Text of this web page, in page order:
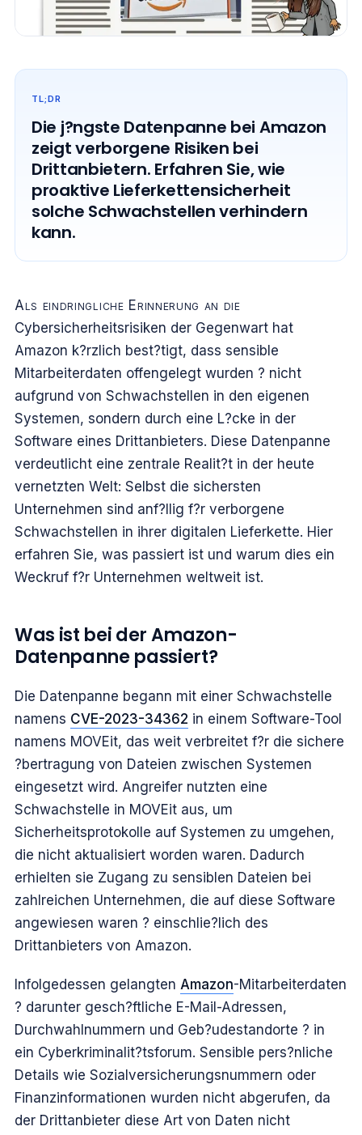
TL;DR
Die j?ngste Datenpanne bei Amazon
zeigt verborgene Risiken bei
Drittanbietern. Erfahren Sie, wie
proaktive Lieferkettensicherheit
solche Schwachstellen verhindern
kann.
Als eindringliche Erinnerung an die
Cybersicherheitsrisiken der Gegenwart hat
Amazon k?rzlich best?tigt, dass sensible
Mitarbeiterdaten offengelegt wurden ? nicht
aufgrund von Schwachstellen in den eigenen
Systemen, sondern durch eine L?cke in der
Software eines Drittanbieters. Diese Datenpanne
verdeutlicht eine zentrale Realit?t in der heute
vernetzten Welt: Selbst die sichersten
Unternehmen sind anf?llig f?r verborgene
Schwachstellen in ihrer digitalen Lieferkette. Hier
erfahren Sie, was passiert ist und warum dies ein
Weckruf f?r Unternehmen weltweit ist.
Was ist bei der Amazon-
Datenpanne passiert?
Die Datenpanne begann mit einer Schwachstelle
namens CVE-2023-34362 in einem Software-Tool
namens MOVEit, das weit verbreitet f?r die sichere
?bertragung von Dateien zwischen Systemen
eingesetzt wird. Angreifer nutzten eine
Schwachstelle in MOVEit aus, um
Sicherheitsprotokolle auf Systemen zu umgehen,
die nicht aktualisiert worden waren. Dadurch
erhielten sie Zugang zu sensiblen Dateien bei
zahlreichen Unternehmen, die auf diese Software
angewiesen waren ? einschlie?lich des
Drittanbieters von Amazon.
Infolgedessen gelangten Amazon-Mitarbeiterdaten
? darunter gesch?ftliche E-Mail-Adressen,
Durchwahlnummern und Geb?udestandorte ? in
ein Cyberkriminalit?tsforum. Sensible pers?nliche
Details wie Sozialversicherungsnummern oder
Finanzinformationen wurden nicht abgerufen, da
der Drittanbieter diese Art von Daten nicht